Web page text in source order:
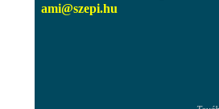
ami@szepi.hu